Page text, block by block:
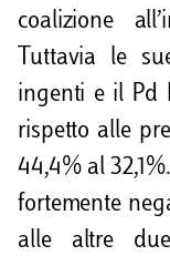
coalizione
Tuttavia le
ingenti e il Pd
rispetto alle
44,4% al
fortemente
alle altre